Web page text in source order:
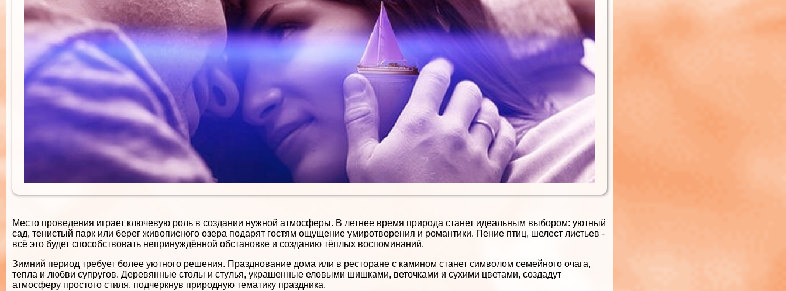
Место проведения играет ключевую роль в создании нужной атмосферы. В летнее время природа станет идеальным выбором: уютный
сад, тенистый парк или берег живописного озера подарят гостям ощущение умиротворения и романтики. Пение птиц, шелест листьев -
всё это будет способствовать непринуждённой обстановке и созданию тёплых воспоминаний.
Зимний период требует более уютного решения. Празднование дома или в ресторане с камином станет символом семейного очага,
тепла и любви супругов. Деревянные столы и стулья, украшенные еловыми шишками, веточками и сухими цветами, создадут
атмосферу простого стиля, подчеркнув природную тематику праздника.